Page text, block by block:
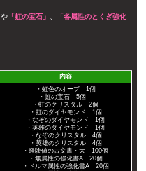
や 「虹の宝石」 、
「各属性のとくぎ強化
内容
・虹色のオーブ 1個
・虹の宝石 5個
・虹のクリスタル 2個
・虹のダイヤモンド 1個
・なぞのダイヤモンド 1個
・英雄のダイヤモンド 1個
・なぞのクリスタル 4個
・英雄のクリスタル 4個
・経験値の古文書・大 100個
・無属性の強化書A 20個
・ドルマ属性の強化書A 20個